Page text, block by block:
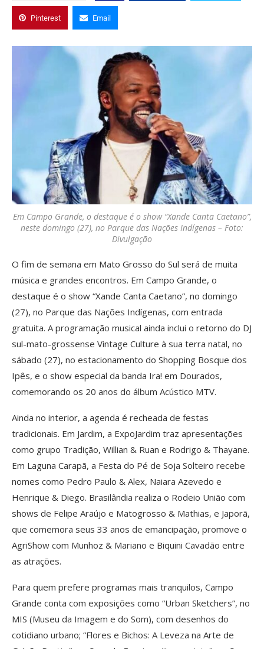
Pinterest Email
Em Campo Grande, o destaque é o show “Xande Canta Caetano”,
neste domingo (27), no Parque das Nações Indígenas – Foto:
Divulgação
O fim de semana em Mato Grosso do Sul será de muita
música e grandes encontros. Em Campo Grande, o
destaque é o show “Xande Canta Caetano”, no domingo
(27), no Parque das Nações Indígenas, com entrada
gratuita. A programação musical ainda inclui o retorno do DJ
sul-mato-grossense Vintage Culture à sua terra natal, no
sábado (27), no estacionamento do Shopping Bosque dos
Ipês, e o show especial da banda Ira! em Dourados,
comemorando os 20 anos do álbum Acústico MTV.
Ainda no interior, a agenda é recheada de festas
tradicionais. Em Jardim, a ExpoJardim traz apresentações
como grupo Tradição, Willian & Ruan e Rodrigo & Thayane.
Em Laguna Carapã, a Festa do Pé de Soja Solteiro recebe
nomes como Pedro Paulo & Alex, Naiara Azevedo e
Henrique & Diego. Brasilândia realiza o Rodeio União com
shows de Felipe Araújo e Matogrosso & Mathias, e Japorã,
que comemora seus 33 anos de emancipação, promove o
AgriShow com Munhoz & Mariano e Biquini Cavadão entre
as atrações.
Para quem prefere programas mais tranquilos, Campo
Grande conta com exposições como “Urban Sketchers”, no
MIS (Museu da Imagem e do Som), com desenhos do
cotidiano urbano; “Flores e Bichos: A Leveza na Arte de